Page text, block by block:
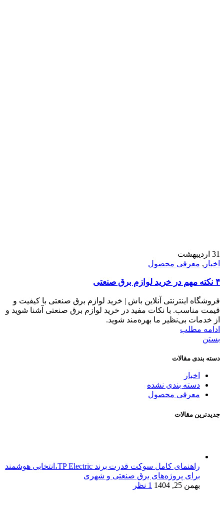
31 اردیبهشت
اخبار , معرفی محصول
۴ نکته مهم در خرید لوازم برق صنعتی
فروشگاه اینترنتی آنلاین باش | خرید لوازم برق صنعتی با کیفیت و
قیمت مناسب. با نکات مفید در خرید لوازم برق صنعتی آشنا شوید و
از خدمات بی‌نظیر ما بهره‌مند شوید.
ادامه مطلب
بستن
دسته بندی مقالات
اخبار
دسته بندی نشده
معرفی محصول
جدیدترین مقالات
راهنمای کامل سوکت قدرت برند TP Electric،انتخابی هوشمند
برای پروژه‌های برق صنعتی و شهری
بهمن 25, 1404
1 نظر